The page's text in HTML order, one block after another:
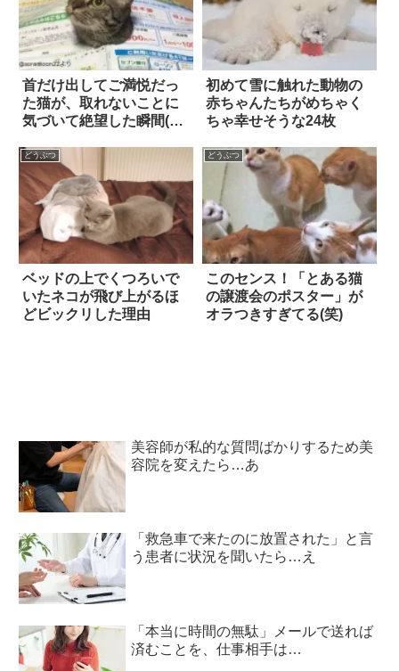
首だけ出してご満悦だっ
た猫が、取れないことに
気づいて絶望した瞬間(笑)
初めて雪に触れた動物の
赤ちゃんたちがめちゃく
ちゃ幸せそうな24枚
どうぶつ
ベッドの上でくつろいで
いたネコが飛び上がるほ
どビックリした理由
どうぶつ
このセンス！「とある猫
の譲渡会のポスター」が
オラつきすぎてる(笑)
美容師が私的な質問ばかりするため美
容院を変えたら…あ
「救急車で来たのに放置された」と言
う患者に状況を聞いたら…え
「本当に時間の無駄」メールで送れば
済むことを、仕事相手は…